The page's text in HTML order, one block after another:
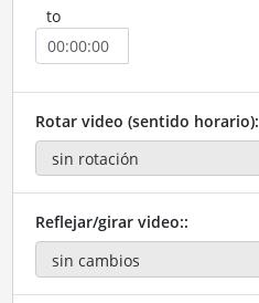
to
Rotar video (sentido horario):
Reflejar/girar video::